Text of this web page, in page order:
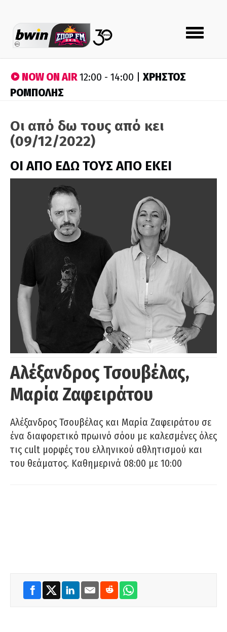
Toggle
navigation
NOW ON AIR12:00 - 14:00 | ΧΡΗΣΤΟΣ
ΡΟΜΠΟΛΗΣ
Οι από δω τους από κει
(09/12/2022)
ΟΙ ΑΠΟ ΕΔΩ ΤΟΥΣ ΑΠΟ ΕΚΕΙ
Αλέξανδρος Τσουβέλας,
Μαρία Ζαφειράτου
Αλέξανδρος Τσουβέλας και Μαρία Ζαφειράτου σε
ένα διαφορετικό πρωινό σόου με καλεσμένες όλες
τις cult μορφές του ελληνικού αθλητισμού και
του θεάματος. Καθημερινά 08:00 με 10:00